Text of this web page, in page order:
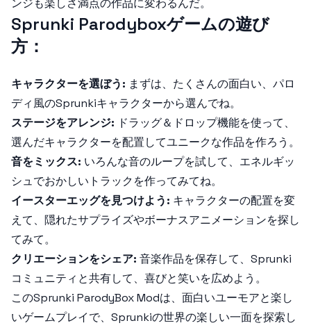
ンジも楽しさ満点の作品に変わるんだ。
Sprunki Parodyboxゲームの遊び
方：
キャラクターを選ぼう: まずは、たくさんの面白い、パロ
ディ風のSprunkiキャラクターから選んでね。
ステージをアレンジ: ドラッグ＆ドロップ機能を使って、
選んだキャラクターを配置してユニークな作品を作ろう。
音をミックス: いろんな音のループを試して、エネルギッ
シュでおかしいトラックを作ってみてね。
イースターエッグを見つけよう: キャラクターの配置を変
えて、隠れたサプライズやボーナスアニメーションを探し
てみて。
クリエーションをシェア: 音楽作品を保存して、Sprunki
コミュニティと共有して、喜びと笑いを広めよう。
このSprunki ParodyBox Modは、面白いユーモアと楽し
いゲームプレイで、Sprunkiの世界の楽しい一面を探索し